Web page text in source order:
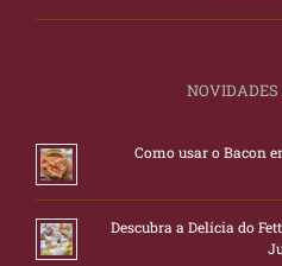
NOVIDADES
Como usar o Bacon
Descubra a Delícia do